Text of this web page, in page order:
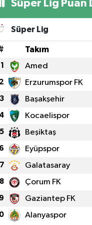
Süper Lig Puan
Süper Lig
Takım
1 Amed
Erzurumspor FK
3 Başakşehir
Kocaelispor
5 Beşiktaş
Eyüpspor
7 Galatasaray
8 Çorum FK
Gaziantep FK
Alanyaspor